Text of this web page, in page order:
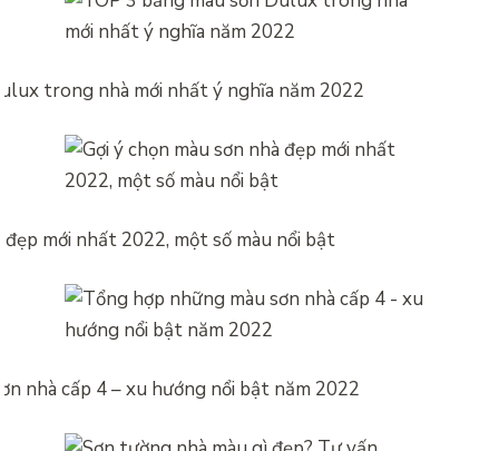
trong nhà mới nhất ý nghĩa năm 2022
đẹp mới nhất 2022, một số màu nổi bật
nhà cấp 4 – xu hướng nổi bật năm 2022